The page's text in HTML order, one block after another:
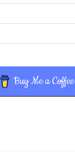
Buy Me a Coffee